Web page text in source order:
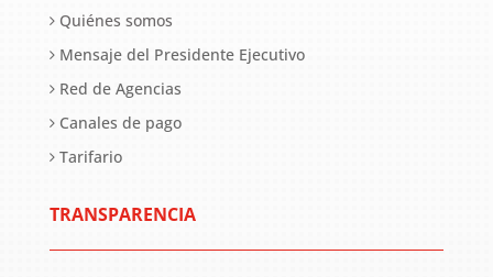
Quiénes somos
Mensaje del Presidente Ejecutivo
Red de Agencias
Canales de pago
Tarifario
TRANSPARENCIA